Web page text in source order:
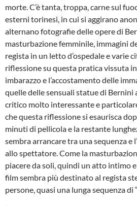
morte. C’è tanta, troppa, carne sul
esterni torinesi, in cui si aggirano
alternano fotografie delle opere di
masturbazione femminile, immagini
regista in un letto d’ospedale e varie
riflessione su questa pratica vissuta
imbarazzo e l’accostamento delle
quelle delle sensuali statue di
critico molto interessante e
che questa riflessione si esaurisca
minuti di pellicola e la restante
sembra arrancare tra una sequenza e
allo spettatore. Come la
piacere da soli, quindi un atto intimo
film sembra più destinato al regista
persone, quasi una lunga sequenza di